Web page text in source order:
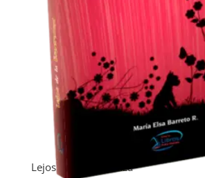
Lejos de la esperanza